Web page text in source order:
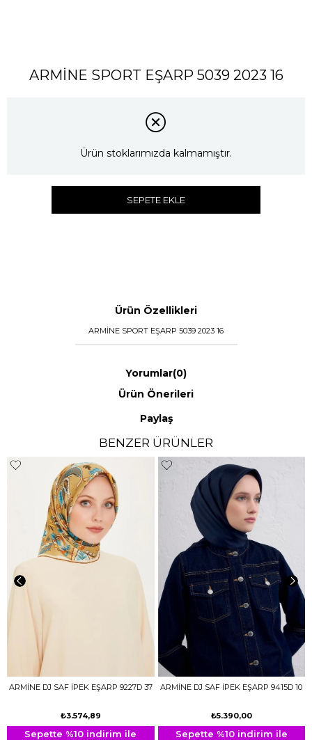
ARMİNE SPORT EŞARP 5039 2023 16
Ürün stoklarımızda kalmamıştır.
SEPETE EKLE
Ürün Özellikleri
ARMİNE SPORT EŞARP 5039 2023 16
Yorumlar(0)
Ürün Önerileri
Paylaş
BENZER ÜRÜNLER
ARMİNE DJ SAF İPEK EŞARP 9227D 37
₺3.574,89
Sepette %10 indirim ile
ARMİNE DJ SAF İPEK EŞARP 9415D 10
₺5.390,00
Sepette %10 indirim ile